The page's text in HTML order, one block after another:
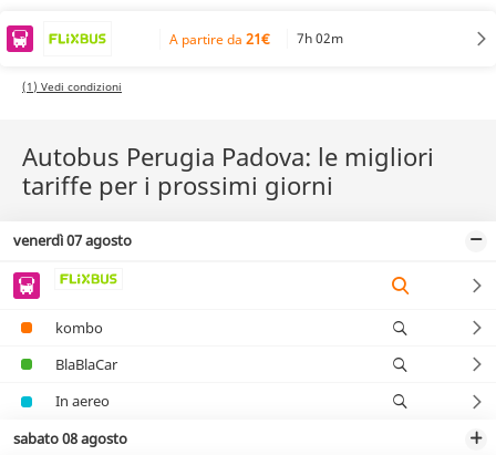
A partire da 21€ 7h 02m
(1) Vedi condizioni
Autobus Perugia Padova: le migliori
tariffe per i prossimi giorni
venerdì 07 agosto
kombo
BlaBlaCar
In aereo
sabato 08 agosto